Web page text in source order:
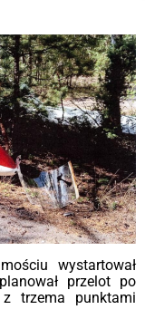
wystartował
przelot po
trzema punktami